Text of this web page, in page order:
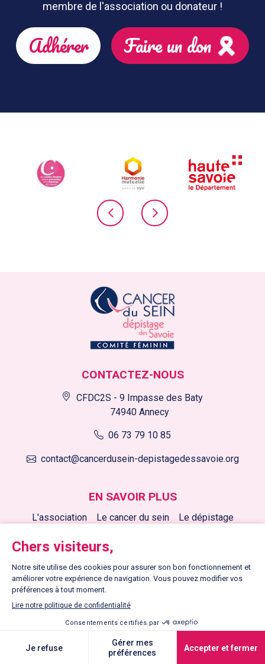
membre de l'association ou donateur !
Adhérer Faire un don
CONTACTEZ-NOUS
CFDC2S - 9 Impasse des Baty
74940 Annecy
06 73 79 10 85
contact@cancerdusein-depistagedessavoie.org
EN SAVOIR PLUS
L'association Le cancer du sein
Le dépistage
LIENS UTILES
Contactez-nous
Copyright © 2026 Cancer du sein, dépistage des Savoie - Tous
droits réservés